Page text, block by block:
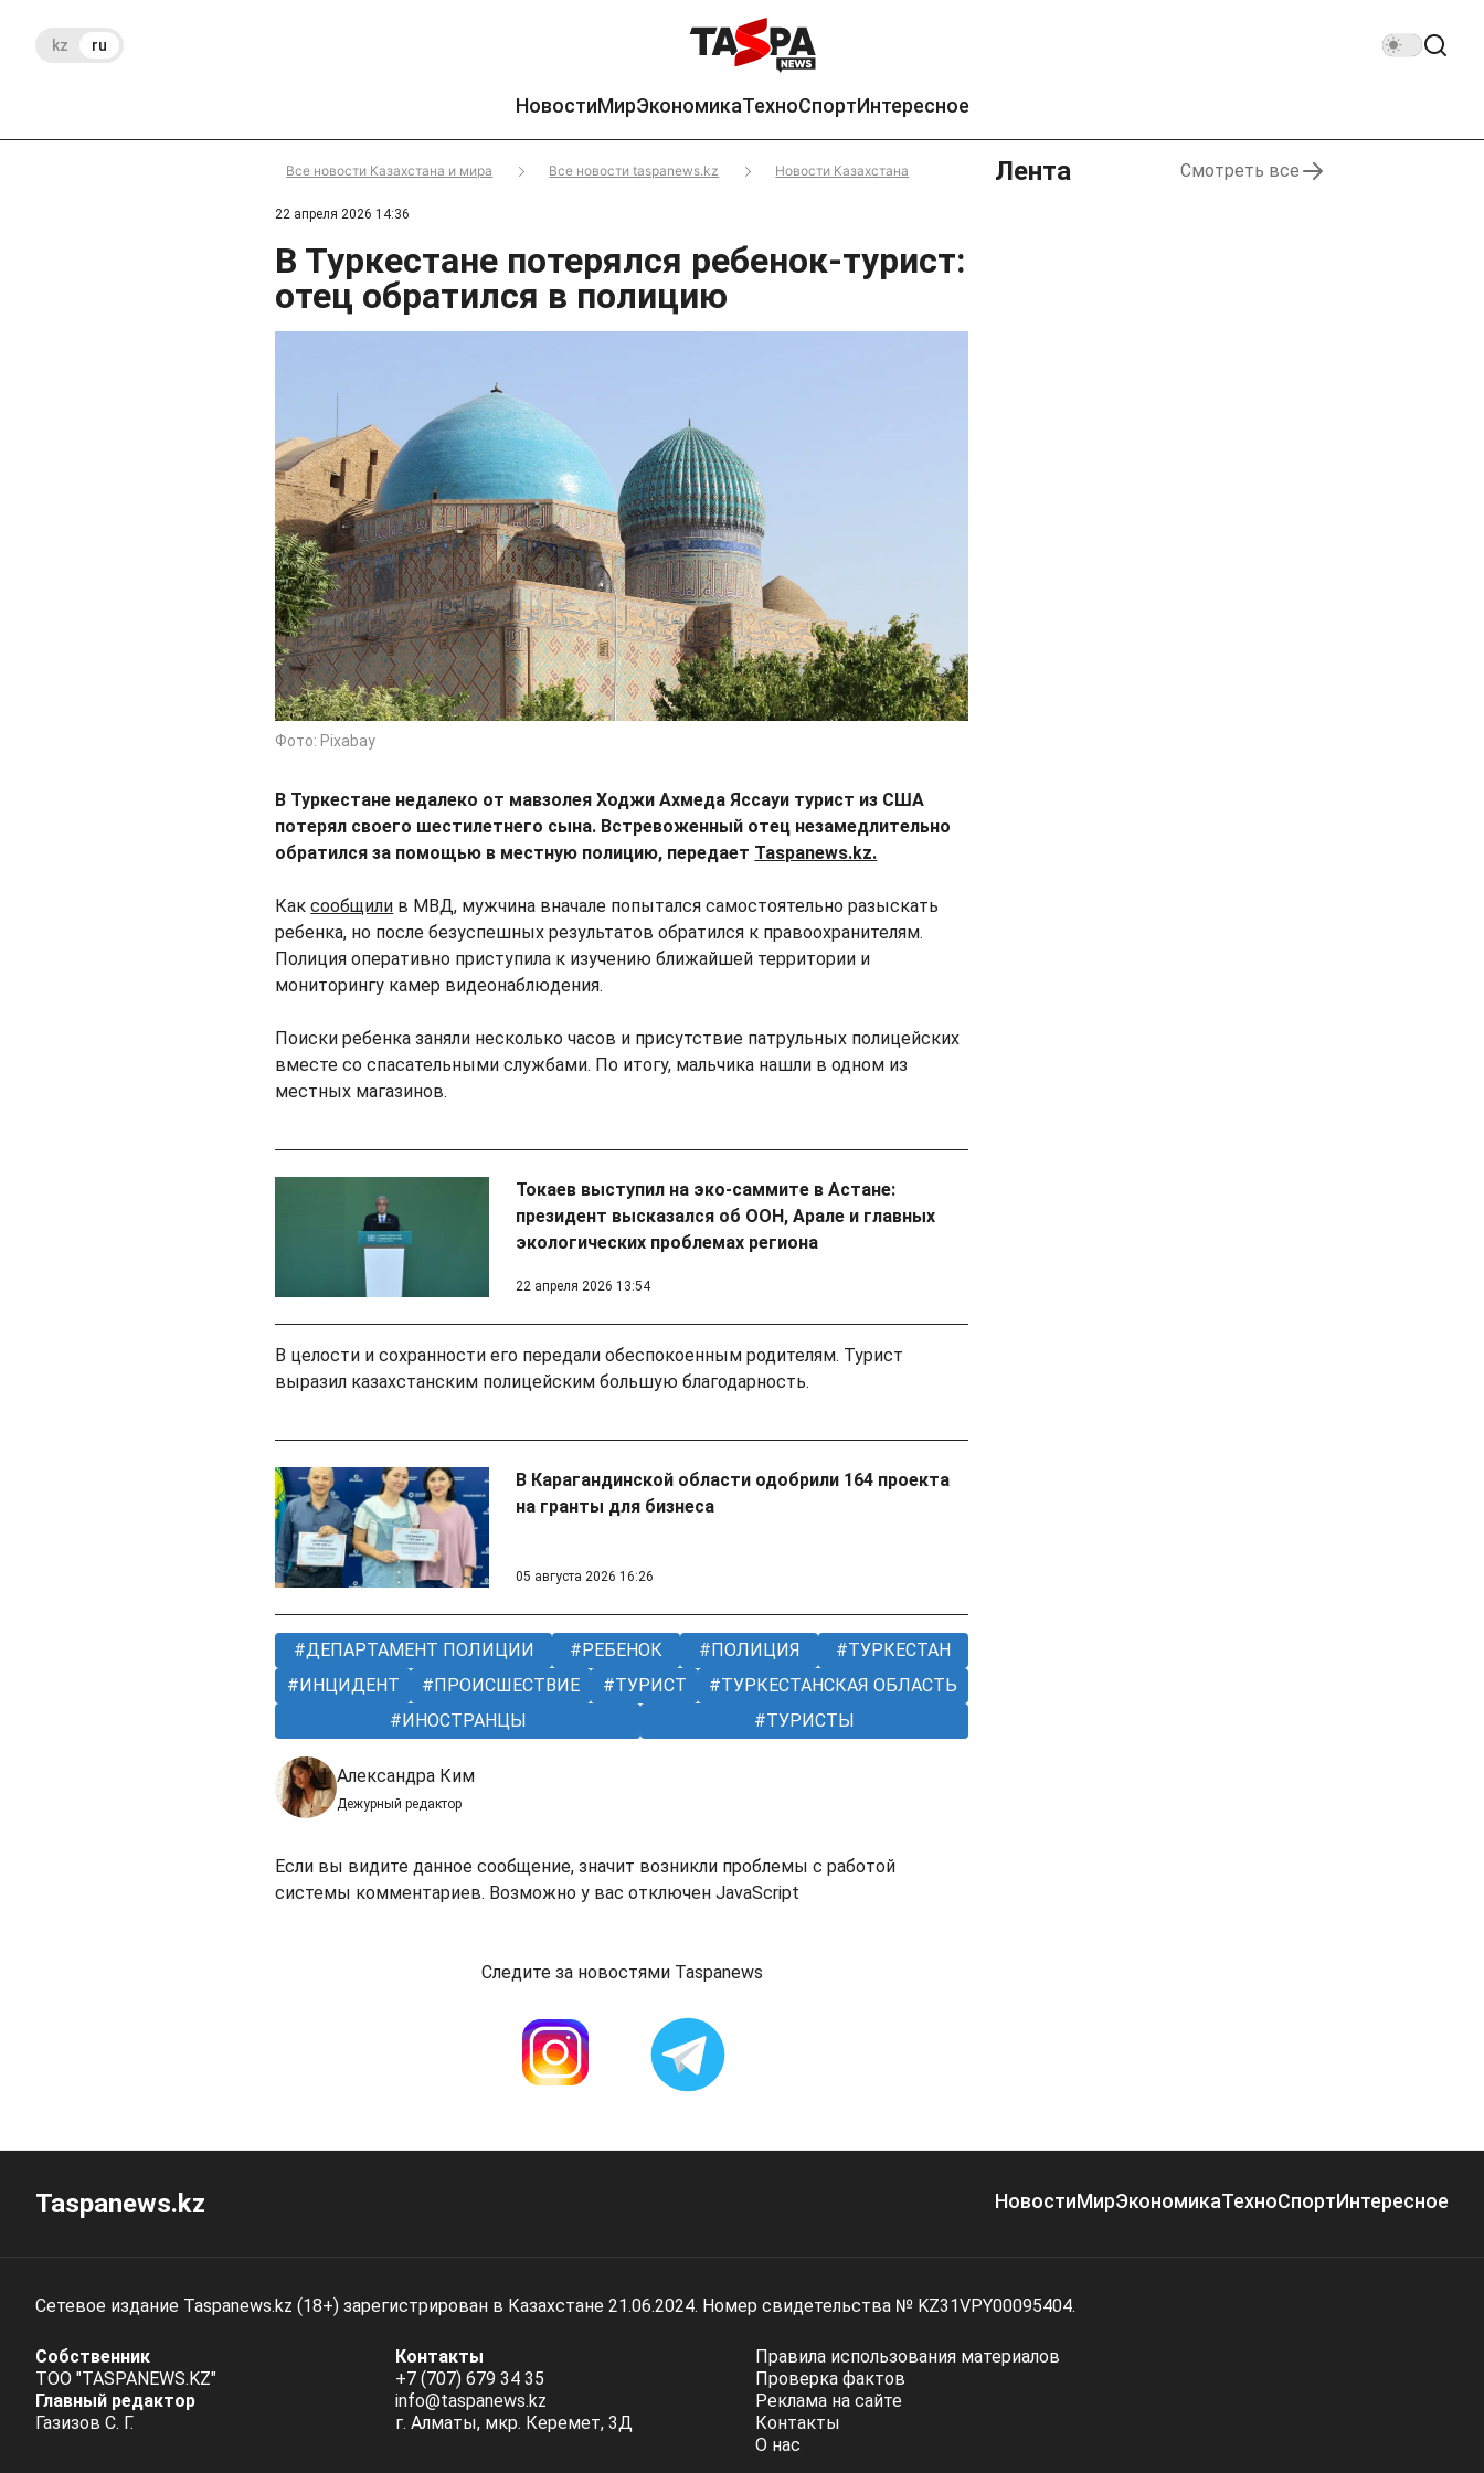
kz ru
НовостиМирЭкономикаТехноСпортИнтересное
Все новости Казахстана и мира Все новости taspanews.kz Новости Казахстана
22 апреля 2026 14:36
В Туркестане потерялся ребенок-турист:
отец обратился в полицию
Фото: Pixabay
В Туркестане недалеко от мавзолея Ходжи Ахмеда Яссауи турист из США
потерял своего шестилетнего сына. Встревоженный отец незамедлительно
обратился за помощью в местную полицию, передает Taspanews.kz.
Каксообщили в МВД, мужчина вначале попытался самостоятельно разыскать
ребенка, но после безуспешных результатов обратился к правоохранителям.
Полиция оперативно приступила к изучению ближайшей территории и
мониторингу камер видеонаблюдения.
Поиски ребенка заняли несколько часов и присутствие патрульных полицейских
вместе со спасательными службами. По итогу, мальчика нашли в одном из
местных магазинов.
Токаев выступил на эко-саммите в Астане:
президент высказался об ООН, Арале и главных
экологических проблемах региона
22 апреля 2026 13:54
В целости и сохранности его передали обеспокоенным родителям. Турист
выразил казахстанским полицейским большую благодарность.
В Карагандинской области одобрили 164 проекта
на гранты для бизнеса
05 августа 2026 16:26
ДЕПАРТАМЕНТ ПОЛИЦИИ РЕБЕНОК ПОЛИЦИЯ
ТУРКЕСТАН
ИНЦИДЕНТ
ПРОИСШЕСТВИЕ ТУРИСТ
ТУРКЕСТАНСКАЯ ОБЛАСТЬ
ИНОСТРАНЦЫ
ТУРИСТЫ
Александра Ким
Дежурный редактор
Если вы видите данное сообщение, значит возникли проблемы с работой
системы комментариев. Возможно у вас отключен JavaScript
Следите за новостями Taspanews
Лента Смотреть все
Taspanews.kz НовостиМирЭкономикаТехноСпортИнтересное
Сетевое издание Taspanews.kz (18+) зарегистрирован в Казахстане 21.06.2024. Номер свидетельства № KZ31VPY00095404.
Собственник
ТОО "TASPANEWS.KZ"
Главный редактор
Газизов С. Г.
Контакты
+7 (707) 679 34 35
info@taspanews.kz
г. Алматы, мкр. Керемет, 3Д
Правила использования материалов
Проверка фактов
Реклама на сайте
Контакты
О нас